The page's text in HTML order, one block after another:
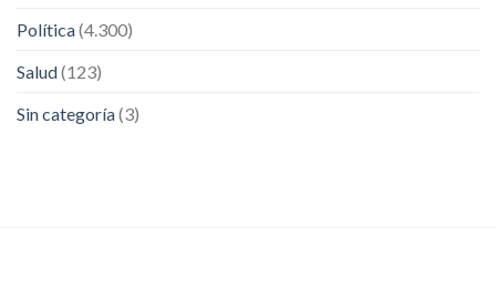
Política(4.300)
Salud(123)
Sin categoría(3)